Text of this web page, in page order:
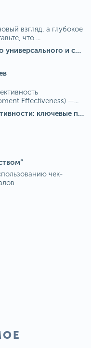
взгляд, а глубокое
что ...
Алгоритм расчета ОЕЕ как самого универсального и современного показателя эффективности оборудования в мире
Effectiveness) —...
Измерение операционной эффективности: ключевые показатели для непрерывного совершенствования
чек-